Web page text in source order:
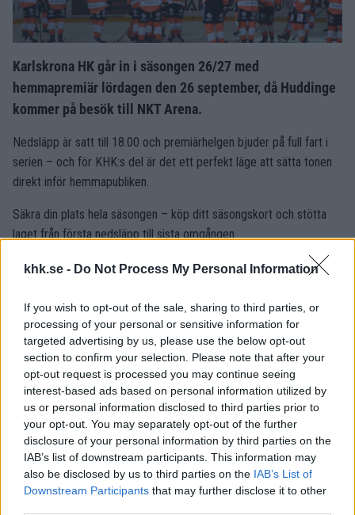
khk.se - Do Not Process My Personal Information
If you wish to opt-out of the sale, sharing to third parties, or
processing of your personal or sensitive information for
targeted advertising by us, please use the below opt-out
section to confirm your selection. Please note that after your
opt-out request is processed you may continue seeing
interest-based ads based on personal information utilized by
us or personal information disclosed to third parties prior to
your opt-out. You may separately opt-out of the further
disclosure of your personal information by third parties on the
IAB’s list of downstream participants. This information may
also be disclosed by us to third parties on the IAB’s List of
Downstream Participants that may further disclose it to other
Karlskrona HK går in i säsongen 26/27 med
hemmapremiär lördagen den 26 september, då Huddinge
kommer på besök till NKT Arena.
Nedsläpp är satt till 18.00 och premiärhelgen bjuder på full fart i
serien – och för KHK:s del är det ett perfekt läge att sätta tonen
direkt inför hemmapubliken.
Säkra din plats hela säsongen – köp ditt säsongskort och stötta
laget från första nedsläpp till sista omgången.
Klicka här för att komma till säsongskortförsäljningen.
att inte missa när biljetterna till säsongens matcher öppnar.
KARLSKRONA HK WEBBREDAKTIONEN
OSKAR HASSEL FÖRLÄNGER KONTRAKTET MED
KARLSKRONA HK
Publicerad:2026-08-04 1 min läsning